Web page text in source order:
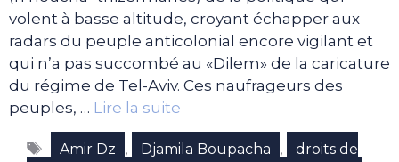
volent à basse altitude, croyant échapper aux
radars du peuple anticolonial encore vigilant et
qui n’a pas succombé au «Dilem» de la caricature
du régime de Tel-Aviv. Ces naufrageurs des
peuples, … Lire la suite
Étiquettes
Amir Dz , Djamila Boupacha ,
droits de